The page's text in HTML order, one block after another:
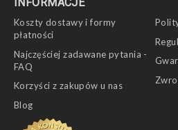
Koszty dostawy i formy
płatności
Najczęściej zadawane pytania -
FAQ
Korzyści z zakupów u nas
Blog